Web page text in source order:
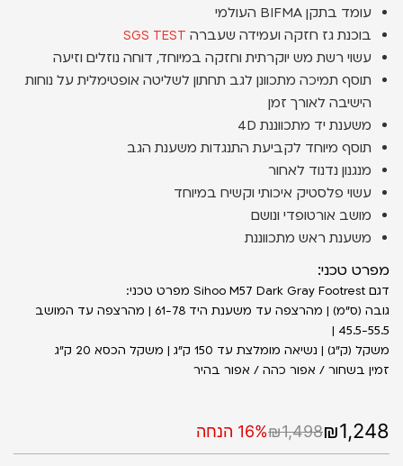
עומד בתקן BIFMA העולמי
בוכנת גז חזקה ועמידה שעברה SGS TEST
עשוי רשת מש יוקרתית וחזקה במיוחד, דוחה נוזלים וזיעה
תוסף תמיכה מתכוונן לגב תחתון לשליטה אופטימלית על נוחות
הישיבה לאורך זמן
משענת יד מתכווננת 4D
תוסף מיוחד לקביעת התנגדות משענת הגב
מנגנון נדנוד לאחור
עשוי פלסטיק איכותי וקשיח במיוחד
מושב אורטופדי ונושם
משענת ראש מתכווננת
מפרט טכני:
דגם Sihoo M57 Dark Gray Footrest מפרט טכני:
גובה (ס״מ) | מהרצפה עד משענת היד 61-78 | מהרצפה עד המושב
45.5-55.5 |
משקל (ק״ג) | נשיאה מומלצת עד 150 ק״ג | משקל הכסא 20 ק״ג
זמין בשחור / אפור כהה / אפור בהיר
₪1,248
₪1,49816% הנחה